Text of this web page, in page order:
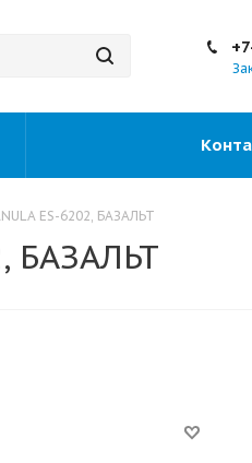
ES-6202, БАЗАЛЬТ
БАЗАЛЬТ